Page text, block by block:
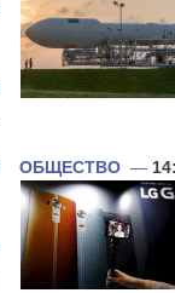
ОБЩЕСТВО —